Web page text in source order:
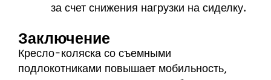
за счет снижения нагрузки на сиделку.
Заключение
Кресло-коляска со съемными
подлокотниками повышает мобильность,